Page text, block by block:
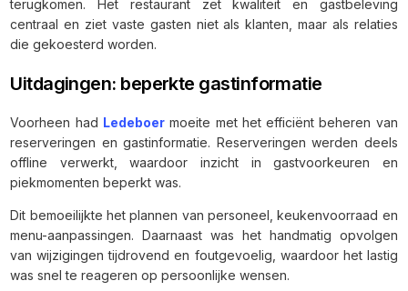
terugkomen. Het restaurant zet kwaliteit en gastbeleving
centraal en ziet vaste gasten niet als klanten, maar als relaties
die gekoesterd worden.
Uitdagingen: beperkte gastinformatie
Voorheen had Ledeboermoeite met het efficiënt beheren van
reserveringen en gastinformatie. Reserveringen werden deels
offline verwerkt, waardoor inzicht in gastvoorkeuren en
piekmomenten beperkt was.
Dit bemoeilijkte het plannen van personeel, keukenvoorraad en
menu-aanpassingen. Daarnaast was het handmatig opvolgen
van wijzigingen tijdrovend en foutgevoelig, waardoor het lastig
was snel te reageren op persoonlijke wensen.